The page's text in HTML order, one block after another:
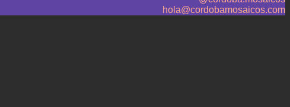
hola@cordobamosaicos.com